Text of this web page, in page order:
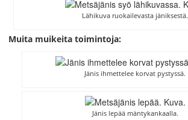
Lähikuva ruokailevasta jäniksestä.
Muita muikeita toimintoja:
Jänis ihmettelee korvat pystyssä.
Jänis lepää mäntykankaalla.